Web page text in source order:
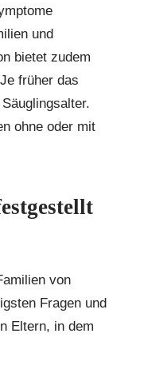
und
bietet zudem
früher das
ohne oder mit
von
Fragen und
Eltern, in dem